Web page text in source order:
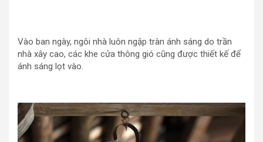
Vào ban ngày, ngôi nhà luôn ngập tràn ánh sáng do trần
nhà xây cao, các khe cửa thông gió cũng được thiết kế để
ánh sáng lọt vào.